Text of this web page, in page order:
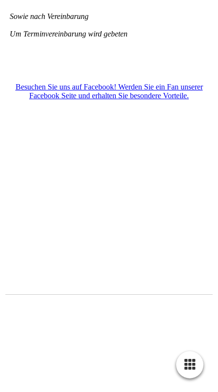
Sowie nach Vereinbarung
Um Terminvereinbarung wird gebeten
Besuchen Sie uns auf Facebook! Werden Sie ein Fan unserer
Facebook Seite und erhalten Sie besondere Vorteile.